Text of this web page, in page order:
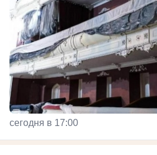
сегодня в 17:00